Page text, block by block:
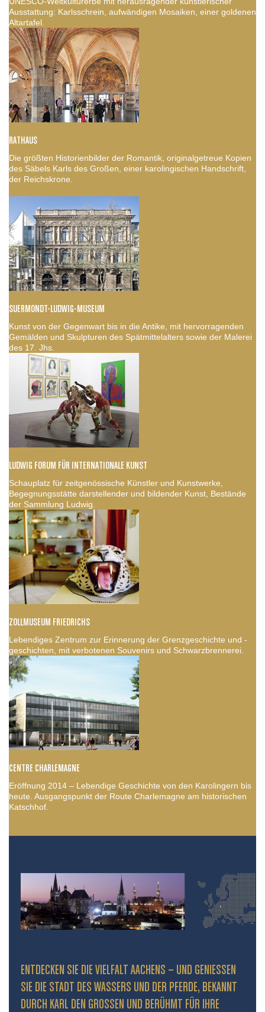
Ausstattung: Karlsschrein, aufwändigen Mosaiken, einer goldenen
Altartafel.
RATHAUS
Die größten Historienbilder der Romantik, originalgetreue Kopien
des Säbels Karls des Großen, einer karolingischen Handschrift,
der Reichskrone.
SUERMONDT-LUDWIG-MUSEUM
Kunst von der Gegenwart bis in die Antike, mit hervorragenden
Gemälden und Skulpturen des Spätmittelalters sowie der Malerei
des 17. Jhs.
LUDWIG FORUM FÜR INTERNATIONALE KUNST
Schauplatz für zeitgenössische Künstler und Kunstwerke,
Begegnungsstätte darstellender und bildender Kunst, Bestände
der Sammlung Ludwig.
ZOLLMUSEUM FRIEDRICHS
Lebendiges Zentrum zur Erinnerung der Grenzgeschichte und -
geschichten, mit verbotenen Souvenirs und Schwarzbrennerei.
CENTRE CHARLEMAGNE
Eröffnung 2014 – Lebendige Geschichte von den Karolingern bis
heute. Ausgangspunkt der Route Charlemagne am historischen
Katschhof.
ENTDECKEN SIE DIE VIELFALT AACHENS – UND GENIESSEN S
IE DIE STADT DES WASSERS UND DER PFERDE, BEKANNT D
URCH KARL DEN GROSSEN UND BERÜHMT FÜR IHRE PR